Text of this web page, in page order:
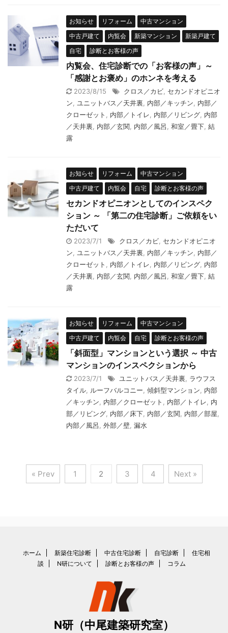
お知らせ リフォーム
中古マンション
中古戸建て
内覧会 新築マンション
新築戸建て
自宅
診断とお客様の声
内覧会、住宅診断での「お客様の声」～
「感謝とお褒め」のホンネを考える
2023/8/15 クロス／カビ セカンドオピニオ
ン
ユニットバス／天井裏 内部／キッチン
内部／
クローゼット
内部／トイレ 内部／リビング 内部
／天井裏
内部／玄関 内部／風呂 和室／畳下 結
露
お知らせ リフォーム
中古マンション
中古戸建て
内覧会 自宅 診断とお客様の声
セカンドオピニオンとしてのインスペク
ション ～ 「第二の住宅診断」ご依頼をい
ただいて
2023/7/1 クロス／カビ セカンドオピニオ
ン
ユニットバス／天井裏 内部／キッチン
内部／
クローゼット
内部／トイレ 内部／リビング 内部
／天井裏
内部／玄関 内部／風呂 和室／畳下 結
露
お知らせ リフォーム
中古マンション
中古戸建て
内覧会 自宅 診断とお客様の声
「斜面型」マンションという選択 ～ 中古
マンションのインスペクションから
2023/7/1 ユニットバス／天井裏
ラウフス
タイル
ルーフバルコニー 傾斜型マンション
内部
／キッチン
内部／クローゼット 内部／トイレ
内
部／リビング 内部／床下 内部／玄関 内部／部屋
内部／風呂
外部／壁 漏水
« Prev 1 2 3 4 Next »
ホーム 新築住宅診断 中古住宅診断 自宅診断
住宅相
談
N研について 診断とお客様の声 コラム
N研（中尾建築研究室）